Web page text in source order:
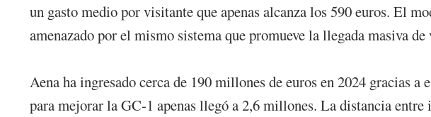
un gasto medio por visitante que apenas alcanza los 590 euros. El
amenazado por el mismo sistema que promueve la llegada masiva de
Aena ha ingresado cerca de 190 millones de euros en 2024 gracias
para mejorar la GC-1 apenas llegó a 2,6 millones. La distancia entre